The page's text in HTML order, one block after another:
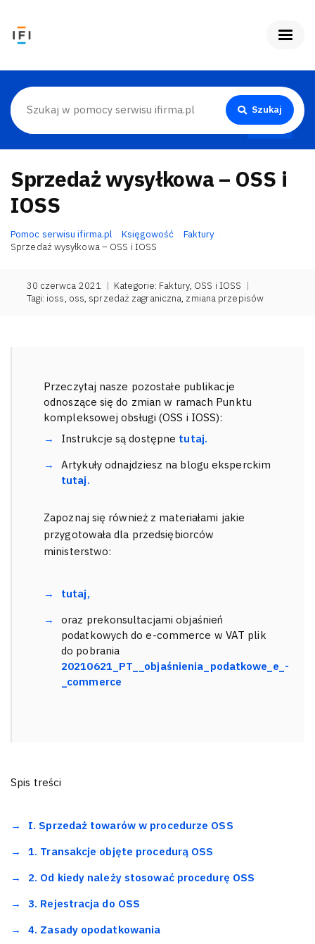
Szukaj
Sprzedaż wysyłkowa – OSS i
IOSS
Pomoc serwisu ifirma.pl Księgowość
Faktury
Sprzedaż wysyłkowa – OSS i IOSS
30 czerwca 2021 | Kategorie: Faktury, OSS i IOSS |
Tagi: ioss, oss, sprzedaż zagraniczna, zmiana przepisów
Przeczytaj nasze pozostałe publikacje
odnoszące się do zmian w ramach Punktu
kompleksowej obsługi (OSS i IOSS):
Instrukcje są dostępne tutaj.
Artykuły odnajdziesz na blogu eksperckim
tutaj.
Zapoznaj się również z materiałami jakie
przygotowała dla przedsiębiorców
ministerstwo:
tutaj,
oraz prekonsultacjami objaśnień
podatkowych do e-commerce w VAT plik
do pobrania
20210621_PT__objaśnienia_podatkowe_e_-
_commerce
Spis treści
I. Sprzedaż towarów w procedurze OSS
1. Transakcje objęte procedurą OSS
2. Od kiedy należy stosować procedurę OSS
3. Rejestracja do OSS
4. Zasady opodatkowania